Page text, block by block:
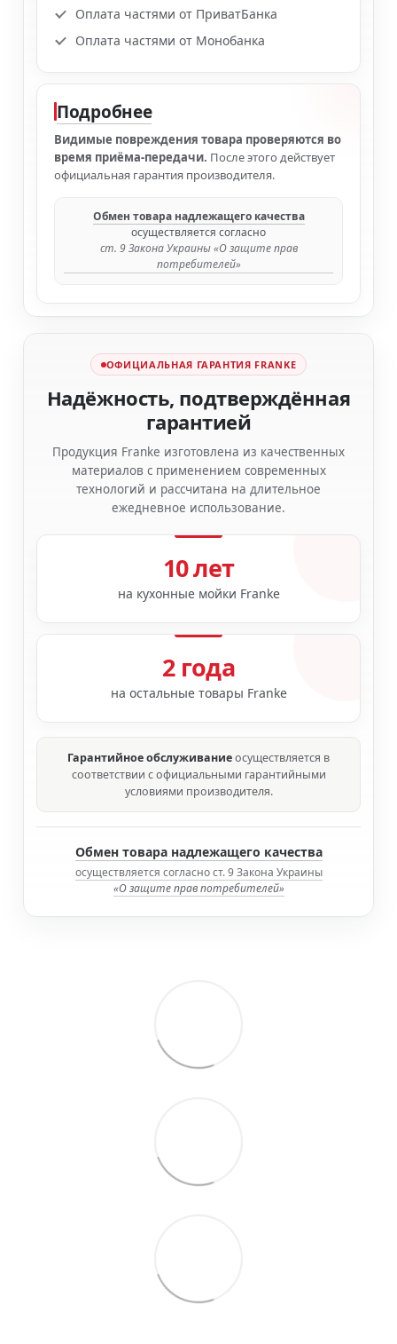
Оплата частями от ПриватБанка
Оплата частями от Монобанка
Подробнее
Видимые повреждения товара проверяются во
время приёма-передачи. После этого действует
официальная гарантия производителя.
Обмен товара надлежащего качества
осуществляется согласно
ст. 9 Закона Украины «О защите прав
потребителей»
ОФИЦИАЛЬНАЯ ГАРАНТИЯ FRANKE
Надёжность, подтверждённая
гарантией
Продукция Franke изготовлена из качественных
материалов с применением современных
технологий и рассчитана на длительное
ежедневное использование.
10 лет
на кухонные мойки Franke
2 года
на остальные товары Franke
Гарантийное обслуживаниеосуществляется в
соответствии с официальными гарантийными
условиями производителя.
Обмен товара надлежащего качества
осуществляется согласно ст. 9 Закона Украины
«О защите прав потребителей»